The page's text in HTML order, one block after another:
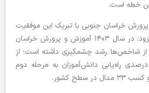
خطه است.
خراسان جنوبی با تبریک این موفقیت
به مردم استان، افزود: در سال ۱۴۰۳ آموزش و پرورش خراسان
از شاخص‌ها رشد چشمگیری داشته است؛ از
جمله افزایش ۴۲ درصدی راه‌یابی دانش‌آموزان به مرحله دوم
سطح کشور.